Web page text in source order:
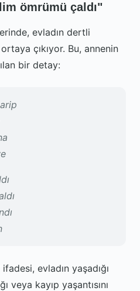
ömrümü çaldı"
evladın dertli
çıkıyor. Bu, annenin
bir detay:
evladın yaşadığı
veya kayıp yaşantısını